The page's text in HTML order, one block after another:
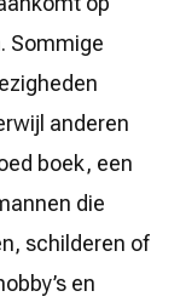
Sommige
anderen
boek, een
die
schilderen of
en